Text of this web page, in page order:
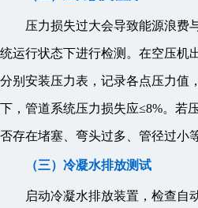
压力损失过大会导致能源浪费
统运行状态下进行检测。在空压机
分别安装压力表，记录各点压力值
下，管道系统压力损失应≤8%。若
否存在堵塞、弯头过多、管径过小
（三）冷凝水排放测试
启动冷凝水排放装置，检查自